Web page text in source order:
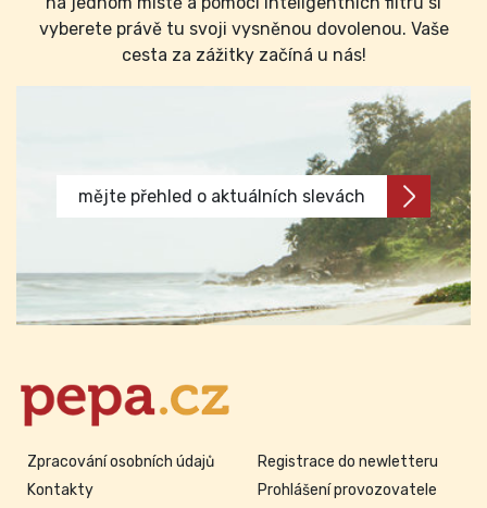
vyberete právě tu svoji vysněnou dovolenou. Vaše
cesta za zážitky začíná u nás!
mějte přehled o aktuálních slevách
Zpracování osobních údajů
Kontakty
Registrace do newletteru
Prohlášení provozovatele